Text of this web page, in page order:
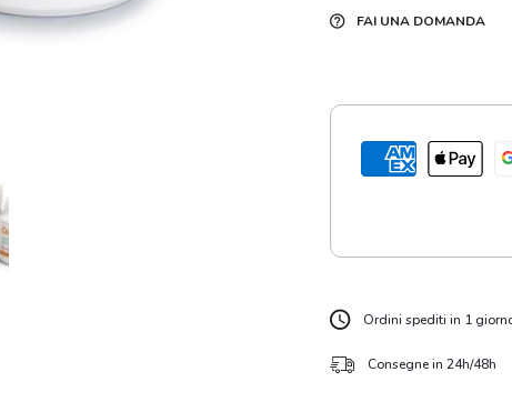
FAI UNA DOMANDA
Ordini spediti in 1
Consegne in 24h/48h